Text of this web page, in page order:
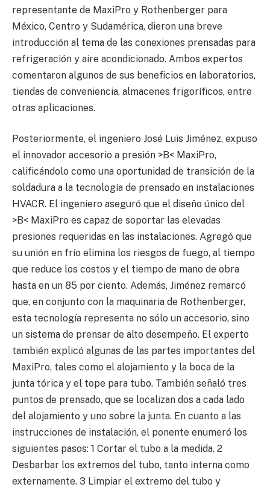
representante de MaxiPro y Rothenberger para
México, Centro y Sudamérica, dieron una breve
introducción al tema de las conexiones prensadas para
refrigeración y aire acondicionado. Ambos expertos
comentaron algunos de sus beneficios en laboratorios,
tiendas de conveniencia, almacenes frigoríficos, entre
otras aplicaciones.
Posteriormente, el ingeniero José Luis Jiménez, expuso
el innovador accesorio a presión >B< MaxiPro,
calificándolo como una oportunidad de transición de la
soldadura a la tecnología de prensado en instalaciones
HVACR. El ingeniero aseguró que el diseño único del
>B< MaxiPro es capaz de soportar las elevadas
presiones requeridas en las instalaciones. Agregó que
su unión en frío elimina los riesgos de fuego, al tiempo
que reduce los costos y el tiempo de mano de obra
hasta en un 85 por ciento. Además, Jiménez remarcó
que, en conjunto con la maquinaria de Rothenberger,
esta tecnología representa no sólo un accesorio, sino
un sistema de prensar de alto desempeño. El experto
también explicó algunas de las partes importantes del
MaxiPro, tales como el alojamiento y la boca de la
junta tórica y el tope para tubo. También señaló tres
puntos de prensado, que se localizan dos a cada lado
del alojamiento y uno sobre la junta. En cuanto a las
instrucciones de instalación, el ponente enumeró los
siguientes pasos: 1 Cortar el tubo a la medida. 2
Desbarbar los extremos del tubo, tanto interna como
externamente. 3 Limpiar el extremo del tubo y